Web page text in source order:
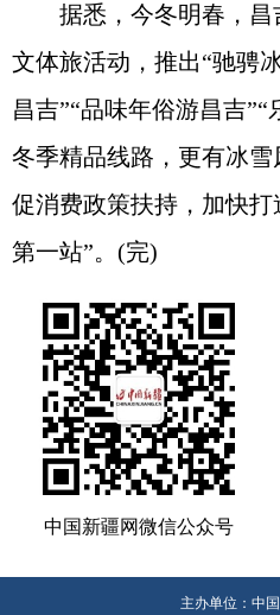
据悉，今冬明春，昌
文体旅活动，推出“驰骋
昌吉”“品味年俗游昌吉
冬季精品线路，更有冰
促消费政策扶持，加快
第一站”。(完)
中国新疆网微信公众号
主办单位：中